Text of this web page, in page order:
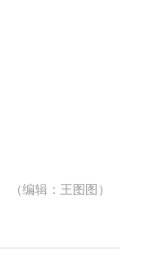
（编辑：王图图）